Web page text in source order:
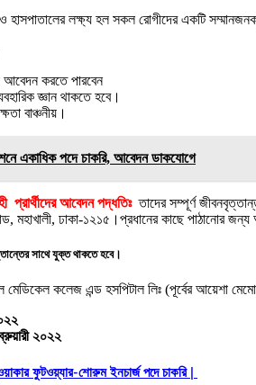
হাসপাতালের লক্ষ্য হল সকল রোগীদের একটি
আবেদন করতে পারবেন
জ্ঞান থাকতে হবে।
বাঞ্চনীয়।
একাধিক পদে চাকরি, আবেদন ডাকযোগে
আবেদন পদ্ধতিঃতাদের সম্পূর্ণ
মহাখালী, ঢাকা-১২১৫।প্রধানের কাছে পাঠানোর
সাথে যুক্ত থাকতে হবে।
মেডিকেল কলেজ এন্ড হসপিটাল লিঃ (পূর্বের আয়েশা
২০২২
ফুটওয়্যার-শোরুম ইনচার্জ পদে চাকরি |